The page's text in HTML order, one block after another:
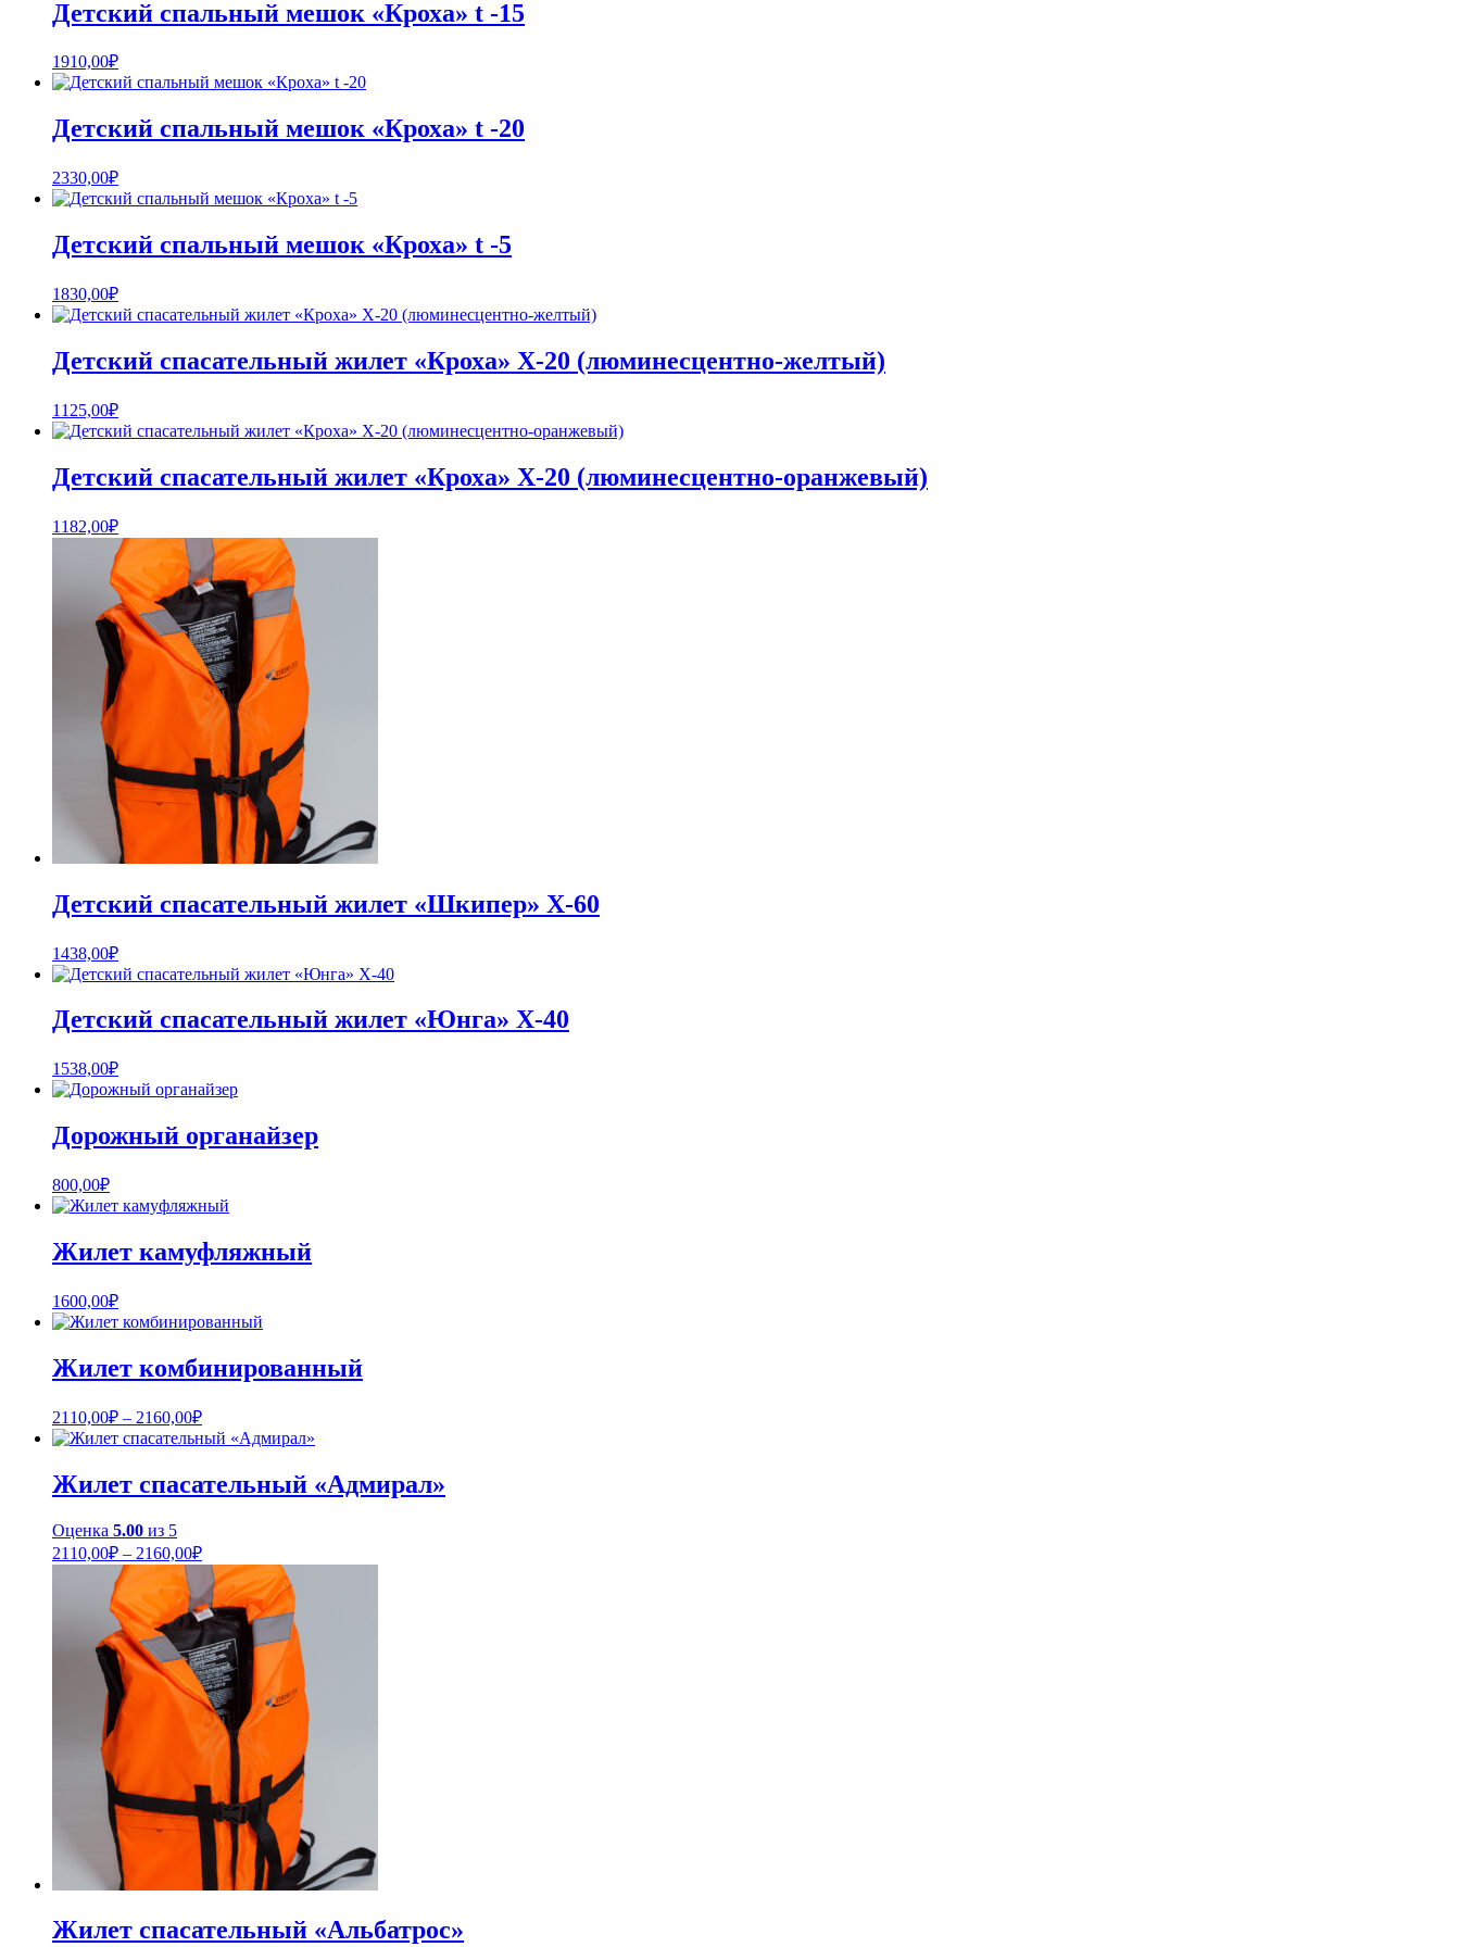
Детский спальный мешок «Кроха» t -15
1910,00₽
Детский спальный мешок «Кроха» t -20
2330,00₽
Детский спальный мешок «Кроха» t -5
1830,00₽
Детский спасательный жилет «Кроха» Х-20 (люминесцентно-желтый)
1125,00₽
Детский спасательный жилет «Кроха» Х-20 (люминесцентно-оранжевый)
1182,00₽
Детский спасательный жилет «Шкипер» Х-60
1438,00₽
Детский спасательный жилет «Юнга» Х-40
1538,00₽
Дорожный органайзер
800,00₽
Жилет камуфляжный
1600,00₽
Жилет комбинированный
2110,00₽ – 2160,00₽Диапазон
цен:
2160,00₽
Жилет спасательный «Адмирал»
Оценка 5.00 из 5
2110,00₽ – 2160,00₽Диапазон
цен:
2110,00₽
–
2160,00₽
Жилет спасательный «Альбатрос»